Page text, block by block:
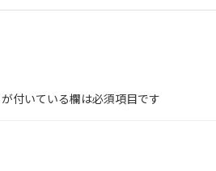
が付いている欄は必須項目です